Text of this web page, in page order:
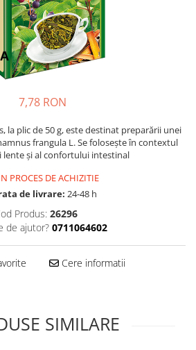
Fata
7,78 RON
la plic de 50 g, este destinat preparării unei
frangula L. Se folosește în contextul
lente și al confortului intestinal
PROCES DE ACHIZITIE
de livrare: 24-48 h
Produs: 26296
de ajutor? 0711064602
Cere informatii
SIMILARE